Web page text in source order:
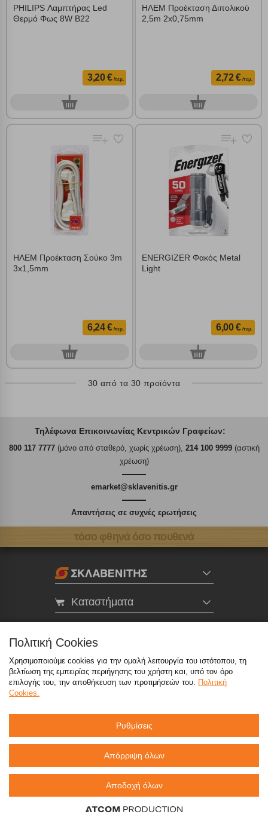
PHILIPS Λαμπτήρας Led
Θερμό Φως 8W Β22
3,20 € /τεμ.
0τεμ.
ΗΛΕΜ Προέκταση Διπολικού
2,5m 2x0,75mm
2,72 € /τεμ.
0τεμ.
ΗΛΕΜ Προέκταση Σούκο 3m
3x1,5mm
6,24 € /τεμ.
0τεμ.
ENERGIZER Φακός Metal
Light
6,00 € /τεμ.
0τεμ.
30 από τα 30 προϊόντα
Τηλέφωνα Επικοινωνίας Κεντρικών Γραφείων:
800 117 7777(μόνο από σταθερό, χωρίς χρέωση), 214 100 9999(αστική
χρέωση)
emarket@sklavenitis.gr
Απαντήσεις σε συχνές ερωτήσεις
τόσο φθηνά όσο πουθενά
Καταστήματα
800 117 7777 (μόνο από σταθερό, χωρίς χρέωση),
214 100 9999 (αστική χρέωση)
©2026 Όροι Χρήσης Πολιτική Απορρήτου
Πολιτική Cookies CCTV
Πολιτική Cookies
Χρησιμοποιούμε cookies για την ομαλή λειτουργία του ιστότοπου, τη
βελτίωση της εμπειρίας περιήγησης του χρήστη και, υπό τον όρο
επιλογής του, την αποθήκευση των προτιμήσεών του. Πολιτική
Cookies.
Ρυθμίσεις
Απόρριψη όλων
Αποδοχή όλων